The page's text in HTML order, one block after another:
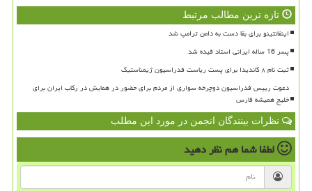
تازه ترین مطالب مرتبط
اینفانتینو برای بقا دست به دامن ترامپ شد
پسر 16 ساله ایرانی استاد فیده شد
ثبت نام ۸ کاندیدا برای پست ریاست فدراسیون ژیمناستیک
دعوت رییس فدراسیون دوچرخه سواری از مردم برای حضور در همایش در رکاب ایران برای
خلیج همیشه فارس
نظرات بینندگان انجمن در مورد این مطلب
لطفا شما همنظر دهید